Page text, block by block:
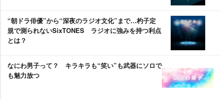
“朝ドラ俳優”から“深夜のラジオ文化”まで…杓子定
規で測られないSixTONES ラジオに強みを持つ利点
とは？
なにわ男子って？ キラキラも“笑い”も武器にソロで
も魅力放つ